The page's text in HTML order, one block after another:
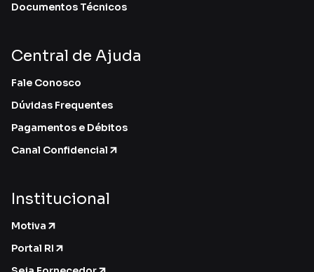
Documentos Técnicos
Central de Ajuda
Fale Conosco
Dúvidas Frequentes
Pagamentos e Débitos
Canal Confidencial
Institucional
Motiva
Portal RI